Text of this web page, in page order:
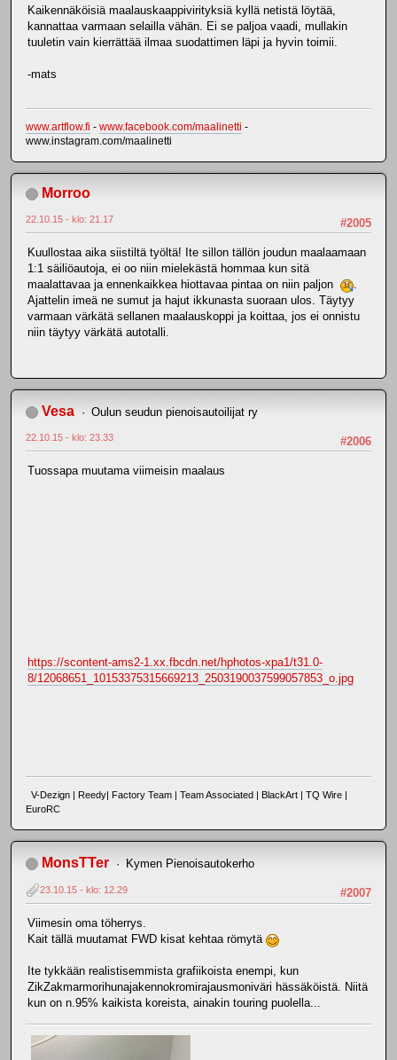
Kaikennäköisiä maalauskaappivirityksiä kyllä netistä löytää,
kannattaa varmaan selailla vähän. Ei se paljoa vaadi, mullakin
tuuletin vain kierrättää ilmaa suodattimen läpi ja hyvin toimii.
-mats
www.artflow.fi - www.facebook.com/maalinetti -
www.instagram.com/maalinetti
Morroo
#2005
22.10.15 - klo: 21.17
Kuullostaa aika siistiltä työltä! Ite sillon tällön joudun maalaamaan
1:1 säiliöautoja, ei oo niin mielekästä hommaa kun sitä
maalattavaa ja ennenkaikkea hiottavaa pintaa on niin paljon
.
Ajattelin imeä ne sumut ja hajut ikkunasta suoraan ulos. Täytyy
varmaan värkätä sellanen maalauskoppi ja koittaa, jos ei onnistu
niin täytyy värkätä autotalli.
Vesa Oulun seudun pienoisautoilijat ry
#2006
22.10.15 - klo: 23.33
Tuossapa muutama viimeisin maalaus
https://scontent-ams2-1.xx.fbcdn.net/hphotos-xpa1/t31.0-
8/12068651_10153375315669213_2503190037599057853_o.jpg
V-Dezign | Reedy| Factory Team | Team Associated | BlackArt | TQ Wire |
EuroRC
MonsTTer Kymen Pienoisautokerho
#2007
23.10.15 - klo: 12.29
Viimesin oma töherrys.
Kait tällä muutamat FWD kisat kehtaa römytä
Ite tykkään realistisemmista grafiikoista enempi, kun
ZikZakmarmorihunajakennokromirajausmoniväri hässäköistä. Niitä
kun on n.95% kaikista koreista, ainakin touring puolella...